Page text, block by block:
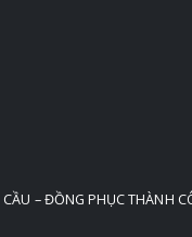
– ĐỒNG PHỤC THÀNH